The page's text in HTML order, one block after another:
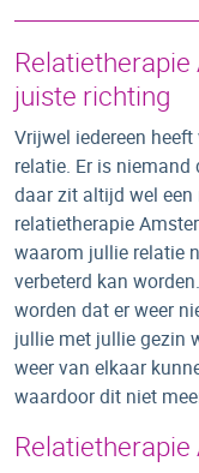
juiste richting
Vrijwel iedereen
relatie. Er is
daar zit altijd wel een
relatietherapie
waarom jullie relatie
verbeterd kan
worden dat er weer
jullie met jullie gezin
weer van elkaar
waardoor dit niet